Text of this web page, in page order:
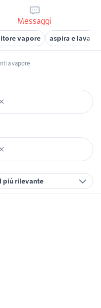
Messaggi
vapore aspira e
a vapore
più rilevante